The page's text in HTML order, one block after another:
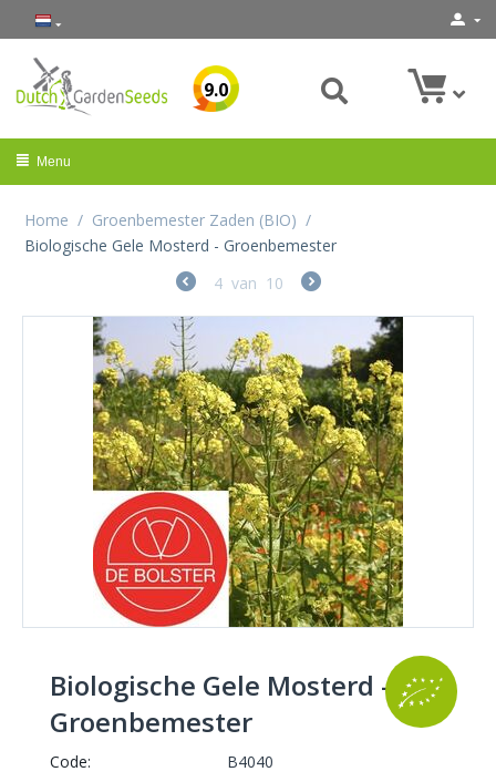
9.0
Menu
Home / Groenbemester Zaden (BIO) /
Biologische Gele Mosterd - Groenbemester
4 van 10
Biologische Gele Mosterd -
Groenbemester
Code: B4040